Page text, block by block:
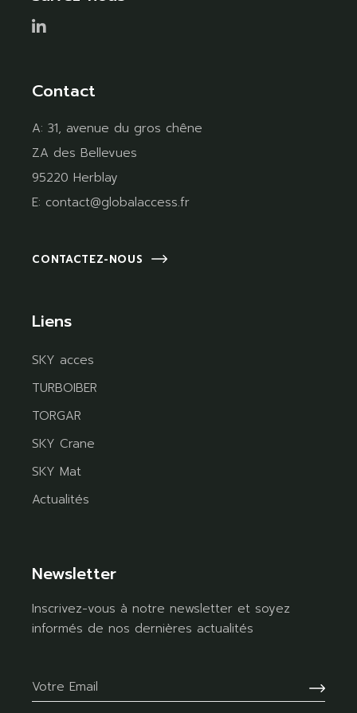
Contact
A:31, avenue du gros chêne
ZA des Bellevues
95220 Herblay
E: contact@globalaccess.fr
CONTACTEZ-NOUS
Liens
SKY acces
TURBOIBER
TORGAR
SKY Crane
SKY Mat
Actualités
Newsletter
Inscrivez-vous à notre newsletter et soyez
informés de nos dernières actualités